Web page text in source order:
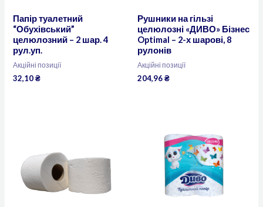
Папір туалетний
“Обухівський”
целюлозний – 2 шар. 4
рул.уп.
Акційні позиції
32,10₴
Рушники на гільзі
целюлозні «ДИВО» Бізнес
Optimal – 2-х шарові, 8
рулонів
Акційні позиції
204,96₴